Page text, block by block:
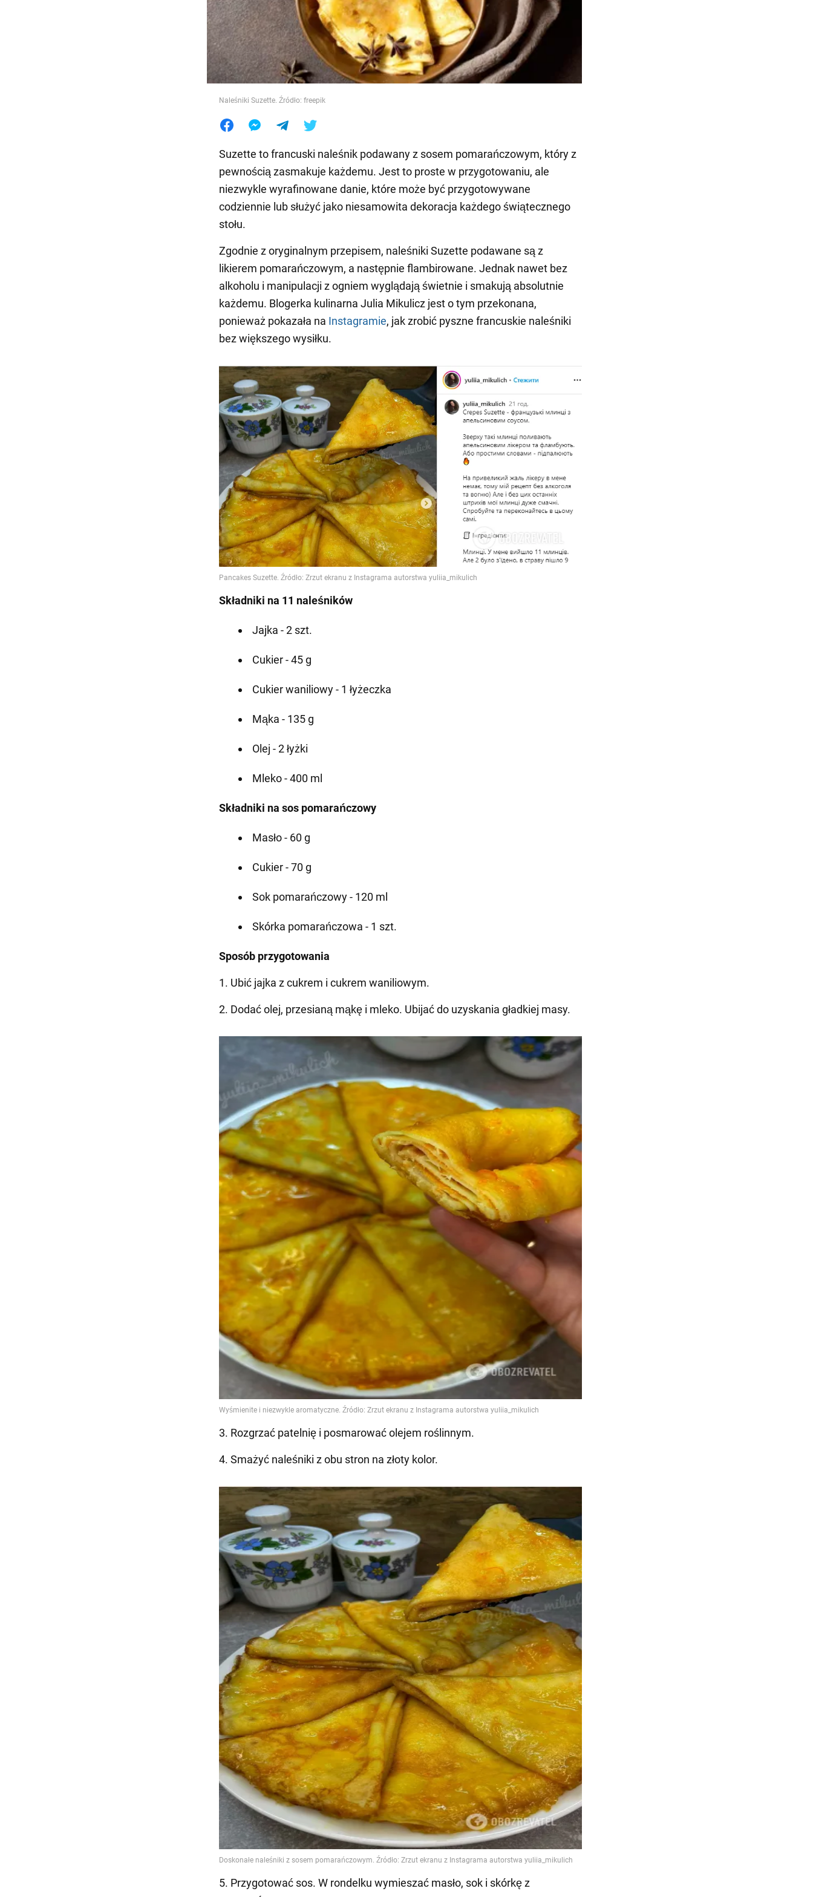
Jedzenie
Naleśniki Suzette. Źródło: freepik
Suzette to francuski naleśnik podawany z sosem pomarańczowym, który z
pewnością zasmakuje każdemu. Jest to proste w przygotowaniu, ale
niezwykle wyrafinowane danie, które może być przygotowywane
codziennie lub służyć jako niesamowita dekoracja każdego świątecznego
stołu.
Zgodnie z oryginalnym przepisem, naleśniki Suzette podawane są z
likierem pomarańczowym, a następnie flambirowane. Jednak nawet bez
alkoholu i manipulacji z ogniem wyglądają świetnie i smakują absolutnie
każdemu. Blogerka kulinarna Julia Mikulicz jest o tym przekonana,
ponieważ pokazała na Instagramie, jak zrobić pyszne francuskie naleśniki
bez większego wysiłku.
Składniki na 11 naleśników
Jajka - 2 szt.
Cukier - 45 g
Cukier waniliowy - 1 łyżeczka
Mąka - 135 g
Olej - 2 łyżki
Mleko - 400 ml
Składniki na sos pomarańczowy
Masło - 60 g
Cukier - 70 g
Sok pomarańczowy - 120 ml
Skórka pomarańczowa - 1 szt.
Sposób przygotowania
1. Ubić jajka z cukrem i cukrem waniliowym.
2. Dodać olej, przesianą mąkę i mleko. Ubijać do uzyskania gładkiej masy.
3. Rozgrzać patelnię i posmarować olejem roślinnym.
4. Smażyć naleśniki z obu stron na złoty kolor.
5. Przygotować sos. W rondelku wymieszać masło, sok i skórkę z